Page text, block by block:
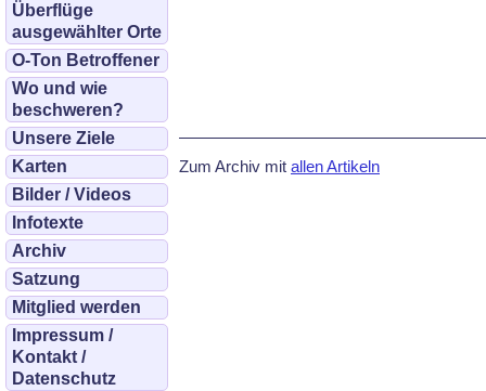
Überflüge
ausgewählter Orte
O-Ton Betroffener
Wo und wie
beschweren?
Unsere Ziele
Karten
Bilder / Videos
Infotexte
Archiv
Satzung
Mitglied werden
Impressum /
Kontakt /
Datenschutz
Zum Archiv mit allen Artikeln